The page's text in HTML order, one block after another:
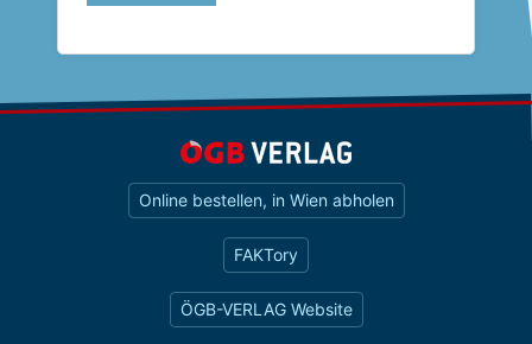
Online bestellen, in Wien abholen
FAKTory
ÖGB-VERLAG Website